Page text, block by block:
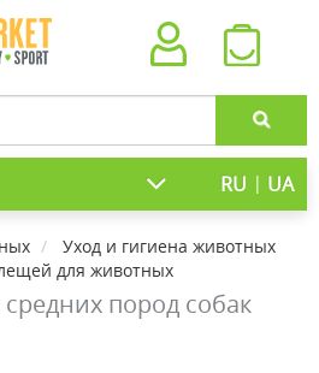
RU | UA
Уход и гигиена животных
для животных
пород собак